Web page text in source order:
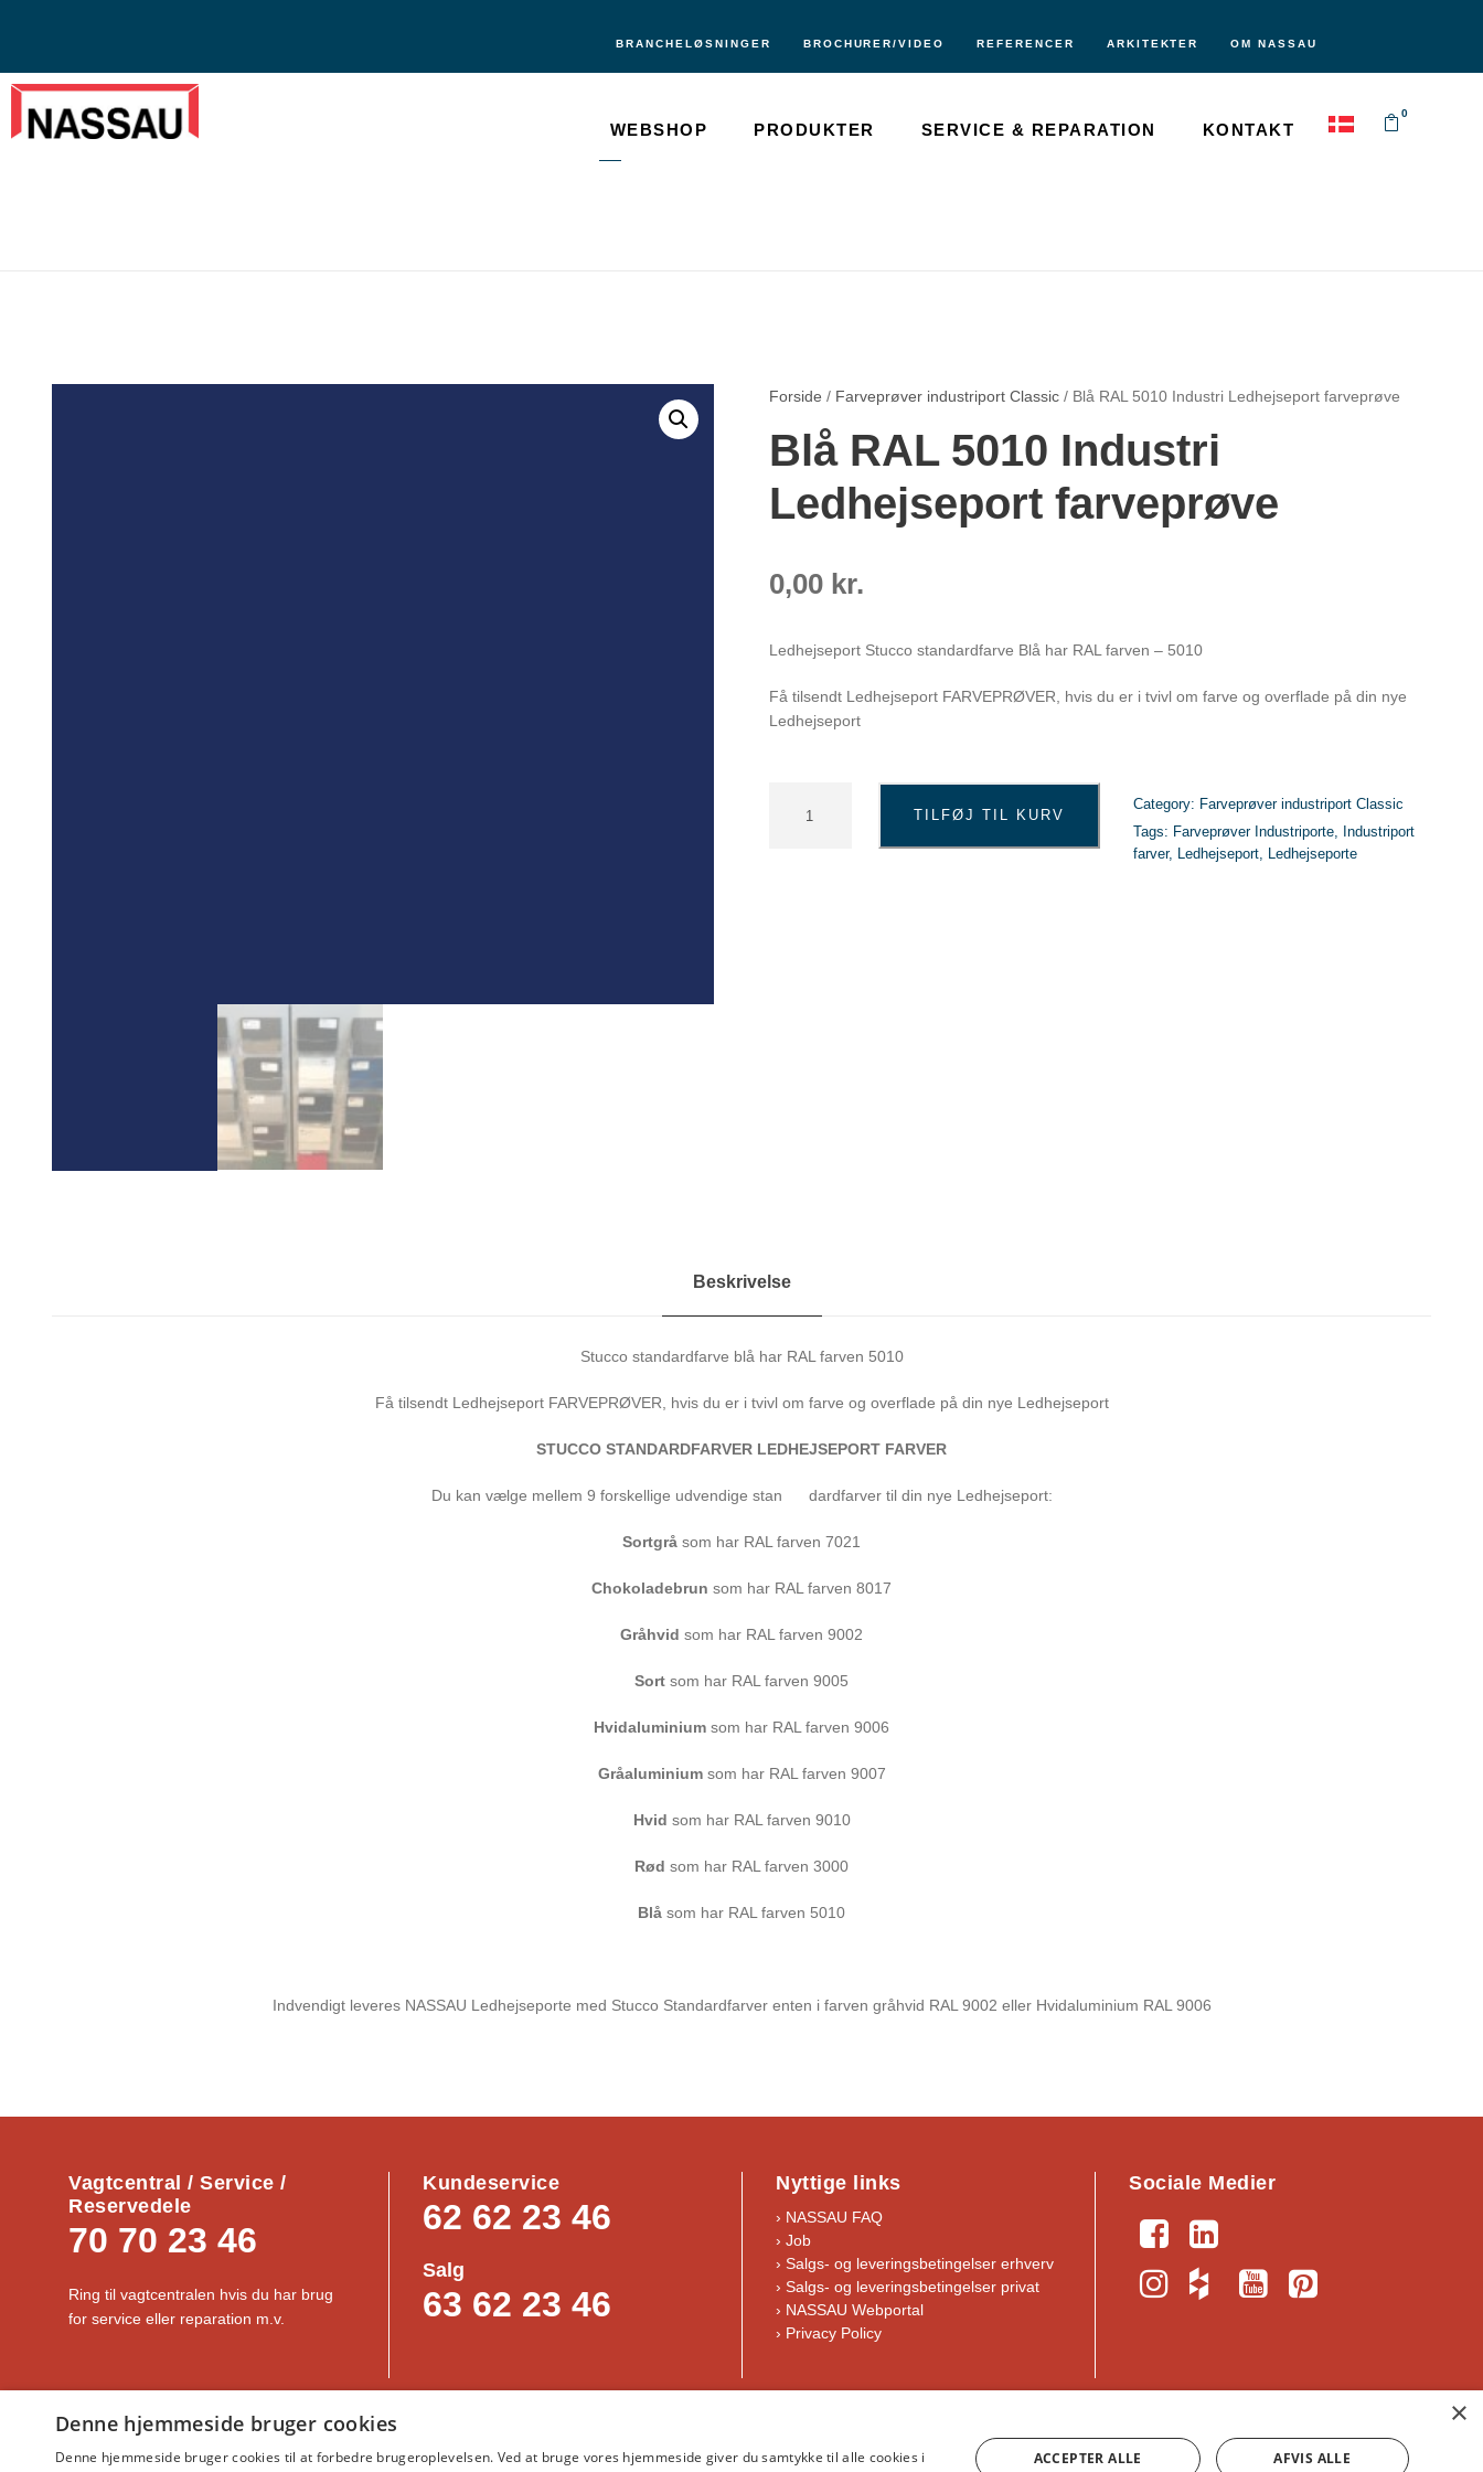
BRANCHELØSNINGER BROCHURER/VIDEO REFERENCER ARKITEKTER OM NASSAU
WEBSHOP PRODUKTER SERVICE & REPARATION KONTAKT
0
Forside / Farveprøver industriport Classic / Blå RAL 5010 Industri Ledhejseport farveprøve
Blå RAL 5010 Industri
Ledhejseport farveprøve
0,00 kr.
Ledhejseport Stucco standardfarve Blå har RAL farven – 5010
Få tilsendt Ledhejseport FARVEPRØVER, hvis du er i tvivl om farve og overflade på din nye
Ledhejseport
d
j
e
o
t
a
p
ø
a
t
l
TILFØJ TIL KURV
Category: Farveprøver industriport Classic
Tags: Farveprøver Industriporte, Industriport
farver, Ledhejseport, Ledhejseporte
Beskrivelse
Stucco standardfarve blå har RAL farven 5010
Få tilsendt Ledhejseport FARVEPRØVER, hvis du er i tvivl om farve og overflade på din nye Ledhejseport
STUCCO STANDARDFARVER LEDHEJSEPORT FARVER
Du kan vælge mellem 9 forskellige udvendige stan dardfarver til din nye Ledhejseport:
Sortgrå som har RAL farven 7021
Chokoladebrun som har RAL farven 8017
Gråhvid som har RAL farven 9002
Sort som har RAL farven 9005
Hvidaluminium som har RAL farven 9006
Gråaluminiumsom har RAL farven 9007
Hvid som har RAL farven 9010
Rød som har RAL farven 3000
Blå som har RAL farven 5010
Indvendigt leveres NASSAU Ledhejseporte med Stucco Standardfarver enten i farven gråhvid RAL 9002 eller Hvidaluminium RAL 9006
Vagtcentral / Service /
Reservedele
70 70 23 46
Ring til vagtcentralen hvis du har brug
for service eller reparation m.v.
Kundeservice
62 62 23 46
Salg
63 62 23 46
Nyttige links
› NASSAU FAQ
› Job
› Salgs- og leveringsbetingelser erhverv
› Salgs- og leveringsbetingelser privat
› NASSAU Webportal
› Privacy Policy
Sociale Medier
NASSAU-Portal ｜ Generelle vilkår og handelsbetingelser ｜ NASSAU, Krogagervej 2, 5750 Ringe ｜info@nassau.dk｜ CVR: 34391513
×
Denne hjemmeside bruger cookies
Denne hjemmeside bruger cookies til at forbedre brugeroplevelsen. Ved at bruge vores hjemmeside giver du samtykke til alle cookies i
ACCEPTER ALLE AFVIS ALLE